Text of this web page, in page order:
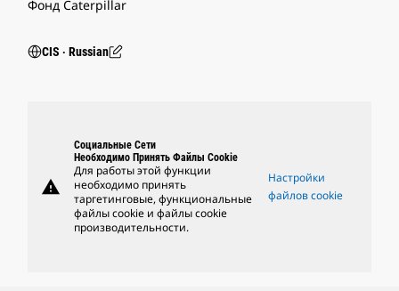
Фонд Caterpillar
CIS ‧ Russian
warning
Социальные Сети
Необходимо Принять Файлы Cookie
Для работы этой функции
необходимо принять
таргетинговые, функциональные
файлы cookie и файлы cookie
производительности.
Настройки
файлов cookie